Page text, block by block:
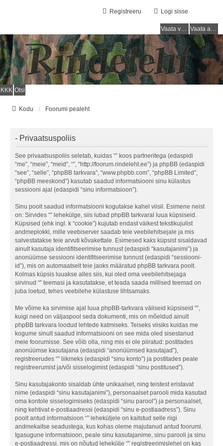
Logi sisse
Registreeru
Vaata vastamata teemasi Vaata aktiivseid teemasid
KKK Otsi
Kodu Foorumi pealeht
- Privaatsuspoliis
See privaatsuspoliis seletab, kuidas “” koos partneritega (edaspidi
“me”, “meie”, “meid”, “”, “http://foorum.rindeleht.ee”) ja phpBB (edaspidi
“see”, “selle”, “phpBB tarkvara”, “www.phpbb.com”, “phpBB Limited”,
“phpBB meeskond”) kasutab saadud informatsiooni sinu külastus
sessiooni ajal (edaspidi “sinu informatsioon”).
Sinu poolt saadud informatsiooni kogutakse kahel viisil. Esimene neist
on: Sirvides “” lehekülge, siis lubad phpBB tarkvaral luua küpsiseid.
Küpsised (ehk ingl. k “cookie”) kujutab endast väikest tekstikujulist
andmeplokki, mille veebiserver saadab teie veebilehitsejale ja mis
salvestatakse teie arvuti kõvakettale. Esimesed kaks küpsist sisaldavad
ainult kasutaja identifitseerimise tunnust (edaspidi “kasutajanimi”) ja
anonüümse sessiooni identifitseerimise tunnust (edaspidi “sessiooni-
id”), mis on automaatselt teie jaoks määratud phpBB tarkvara poolt.
Kolmas küpsis luuakse alles siis, kui oled oma veebilehitsejaga
sirvinud “” teemasi ja kasutatakse, et teada saada millised teemad on
juba loetud, tehes veebilehe külastuse lihtsamaks.
Me võime ka sirvimise ajal luua phpBB-tarkvara väliseid küpsiseid “”,
kuigi need on väljaspool seda dokumenti, mis on mõeldud ainult
phpBB tarkvara loodud lehtede katmiseks. Teiseks viisiks kuidas me
kogume sinult saadud informatsiooni on see mida oled sisestanud
meie foorumisse. See võib olla, ning mis ei ole piiratud: postitades
anonüümse kasutajana (edaspidi “anonüümsed kasutajad”),
registreerudes “” liikmeks (edaspidi “sinu konto”) ja postitades peale
registreerumist ja/või sisselogimist (edaspidi “sinu postitused”).
Sinu kasutajakonto sisaldab ühte unikaalset, ning teistest eristavat
nime (edaspidi “sinu kasutajanimi”), personaalset parooli mida kasutad
oma kontole sisselogimiseks (edaspidi “sinu parool”) ja personaalset,
ning kehtivat e-postiaadressi (edaspidi “sinu e-postiaadress”). Sinu
poolt antud informatsioon “” leheküljele on kaitstud selle riigi
andmekaitse seadustega, kus kohas oleme majutanud antud foorumi.
Igasugune informatsioon, peale sinu kasutajanime, sinu parooli ja sinu
e-postiaadressi, mis on nõutud lehekülje “” registreerimislehel on kas